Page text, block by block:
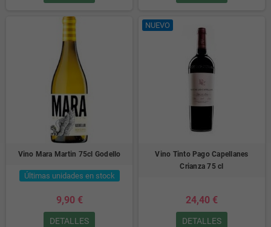
Vino Mara Martin 75cl Godello
Últimas unidades en stock
9,90 €
DETALLES
NUEVO
Vino Tinto Pago Capellanes
Crianza 75 cl
24,40 €
DETALLES